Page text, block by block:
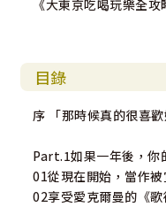
《大東京吃喝玩樂全
目錄
序 「那時候真的很喜
Part.1如果一年後，你
01從現在開始，當作
02享受愛克爾曼的《歌